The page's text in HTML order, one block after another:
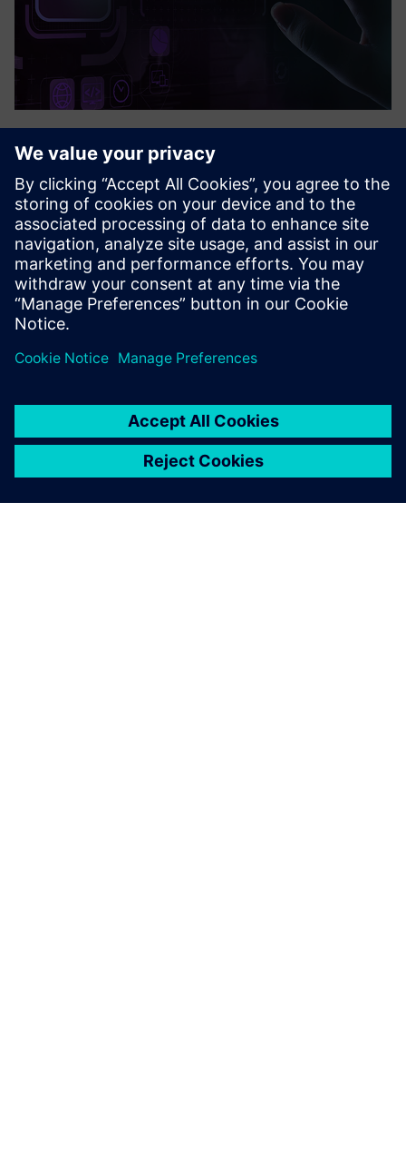
A Quuppa lehetővé teszi az emberek és eszközök rendkívül
pontos és valós idejű nyomon követését, még összetett
beltéri környezetben is. A Quuppa nyomon követheti a
Bluetooth-címkéket és eszközöket, például
vonalkódolvasókat vagy m...
További információk